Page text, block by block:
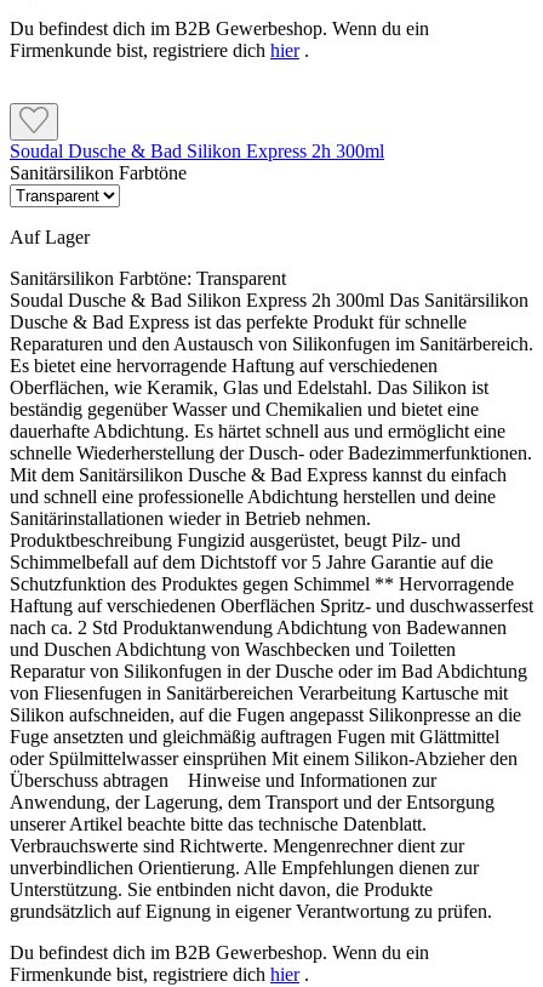
Du befindest dich im B2B Gewerbeshop. Wenn du ein
Firmenkunde bist, registriere dich hier.
Soudal Dusche & Bad Silikon Express 2h 300ml
Sanitärsilikon Farbtöne
Auf Lager
Sanitärsilikon Farbtöne: Transparent
Soudal Dusche & Bad Silikon Express 2h 300ml Das Sanitärsilikon
Dusche & Bad Express ist das perfekte Produkt für schnelle
Reparaturen und den Austausch von Silikonfugen im Sanitärbereich.
Es bietet eine hervorragende Haftung auf verschiedenen
Oberflächen, wie Keramik, Glas und Edelstahl. Das Silikon ist
beständig gegenüber Wasser und Chemikalien und bietet eine
dauerhafte Abdichtung. Es härtet schnell aus und ermöglicht eine
schnelle Wiederherstellung der Dusch- oder Badezimmerfunktionen.
Mit dem Sanitärsilikon Dusche & Bad Express kannst du einfach
und schnell eine professionelle Abdichtung herstellen und deine
Sanitärinstallationen wieder in Betrieb nehmen.
Produktbeschreibung Fungizid ausgerüstet, beugt Pilz- und
Schimmelbefall auf dem Dichtstoff vor 5 Jahre Garantie auf die
Schutzfunktion des Produktes gegen Schimmel ** Hervorragende
Haftung auf verschiedenen Oberflächen Spritz- und duschwasserfest
nach ca. 2 Std Produktanwendung Abdichtung von Badewannen
und Duschen Abdichtung von Waschbecken und Toiletten
Reparatur von Silikonfugen in der Dusche oder im Bad Abdichtung
von Fliesenfugen in Sanitärbereichen Verarbeitung Kartusche mit
Silikon aufschneiden, auf die Fugen angepasst Silikonpresse an die
Fuge ansetzten und gleichmäßig auftragen Fugen mit Glättmittel
oder Spülmittelwasser einsprühen Mit einem Silikon-Abzieher den
Überschuss abtragen Hinweise und Informationen zur
Anwendung, der Lagerung, dem Transport und der Entsorgung
unserer Artikel beachte bitte das technische Datenblatt.
Verbrauchswerte sind Richtwerte. Mengenrechner dient zur
unverbindlichen Orientierung. Alle Empfehlungen dienen zur
Unterstützung. Sie entbinden nicht davon, die Produkte
grundsätzlich auf Eignung in eigener Verantwortung zu prüfen.
Du befindest dich im B2B Gewerbeshop. Wenn du ein
Firmenkunde bist, registriere dich hier.